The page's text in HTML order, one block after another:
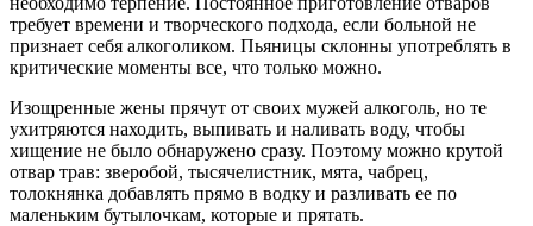
требует времени и творческого подхода, если больной не
признает себя алкоголиком. Пьяницы склонны употреблять в
критические моменты все, что только можно.
Изощренные жены прячут от своих мужей алкоголь, но те
ухитряются находить, выпивать и наливать воду, чтобы
хищение не было обнаружено сразу. Поэтому можно крутой
отвар трав: зверобой, тысячелистник, мята, чабрец,
толокнянка добавлять прямо в водку и разливать ее по
маленьким бутылочкам, которые и прятать.